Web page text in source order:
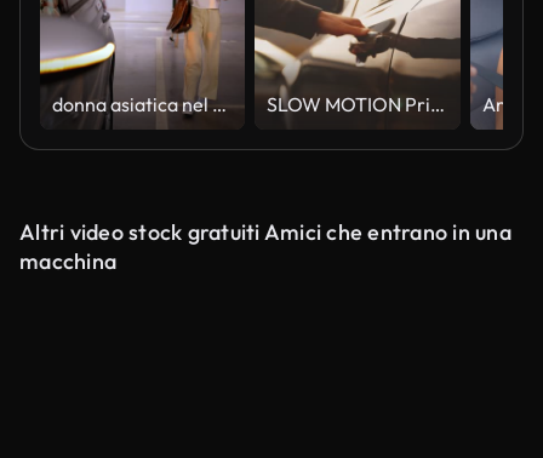
donna asiatica nel garage, sbloccando la sua auto ed entrando SLOW MOTION Primo piano dell'uomo che apre e sale nell'auto parcheggiata
Altri video stock gratuiti Amici che entrano in una
macchina